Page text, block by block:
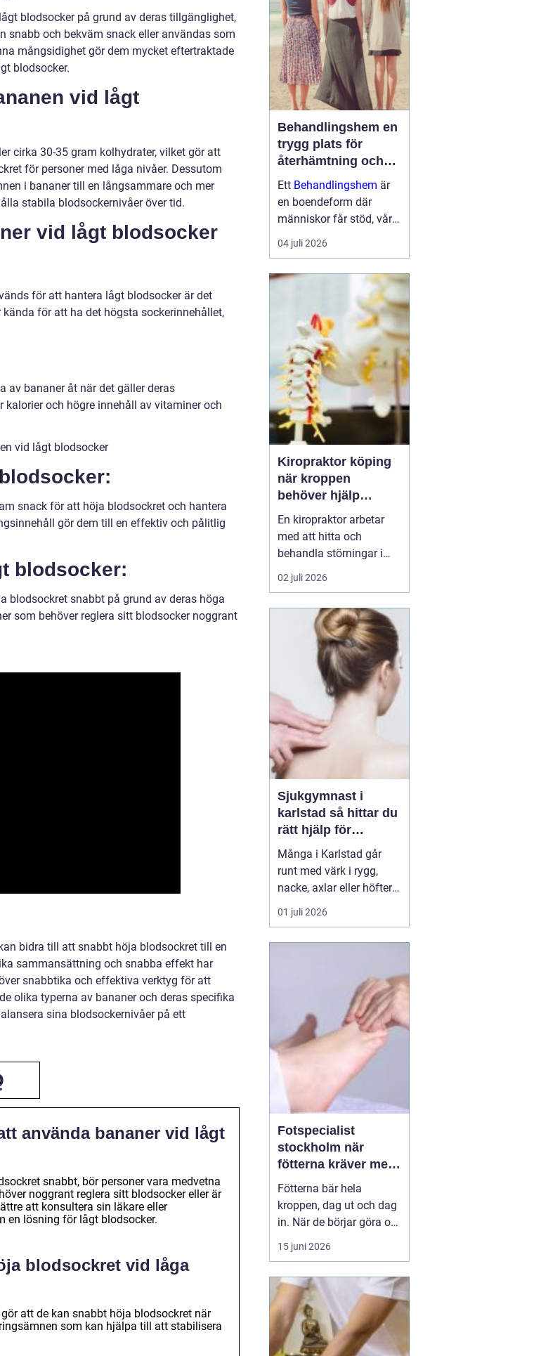
blodsocker på grund av deras tillgänglighet,
snabb och bekväm snack eller användas som
mångsidighet gör dem mycket eftertraktade
blodsocker.
vid lågt
cirka 30-35 gram kolhydrater, vilket gör att
för personer med låga nivåer. Dessutom
i bananer till en långsammare och mer
stabila blodsockernivåer över tid.
vid lågt blodsocker
för att hantera lågt blodsocker är det
för att ha det högsta sockerinnehållet,
av bananer åt när det gäller deras
och högre innehåll av vitaminer och
vid lågt blodsocker
snack för att höja blodsockret och hantera
gör dem till en effektiv och pålitlig
blodsocker:
blodsockret snabbt på grund av deras höga
som behöver reglera sitt blodsocker noggrant
bidra till att snabbt höja blodsockret till en
sammansättning och snabba effekt har
snabbtika och effektiva verktyg för att
olika typerna av bananer och deras specifika
sina blodsockernivåer på ett
använda bananer vid lågt
snabbt, bör personer vara medvetna
noggrant reglera sitt blodsocker eller är
att konsultera sin läkare eller
en lösning för lågt blodsocker.
blodsockret vid låga
att de kan snabbt höja blodsockret när
som kan hjälpa till att stabilisera
Behandlingshem en
trygg plats för
återhämtning och
förändring
Ett Behandlingshem är
en boendeform där
människor får stöd, vård
och struktur under en
period i livet när det
öppenvården inte räcker.
Målet är att skapa
trygghet, stabilitet och
förutsättni...
04 juli 2026
Kiropraktor köping
när kroppen
behöver hjälp
tillbaka
En kiropraktor arbetar
med att hitta och
behandla störningar i
kroppens leder, muskler
och nervsystem. Målet
smärta, bättre rörlighet
och en vardag som
fungerar igen.
Kiropraktik passar
många som kämpar
med återkommande
ryggont...
02 juli 2026
Sjukgymnast i
karlstad så hittar du
rätt hjälp för
kroppen
Många i Karlstad går
runt med värk i rygg,
nacke, axlar eller höfter
utan att söka hjälp.
Andra har råkat ut för en
släppa. En legitimerad
sjukgymnast kan då
göra stor skillnad.
Genom n...
01 juli 2026
Fotspecialist
stockholm när
fötterna kräver mer
än vanliga sulor
Fötterna bär hela
kroppen, dag ut och dag
in. När de börjar göra ont
påverkas mer än bara
stegen sömn, träning,
lidande. Många försöker
länge med egenvård,
inlägg från sportbutiken
eller vila, men
15 juni 2026